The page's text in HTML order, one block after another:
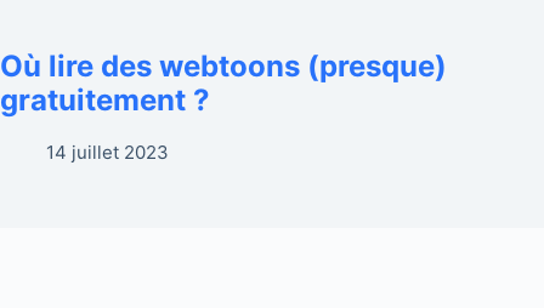
Où lire des webtoons (presque)
gratuitement ?
14 juillet 2023